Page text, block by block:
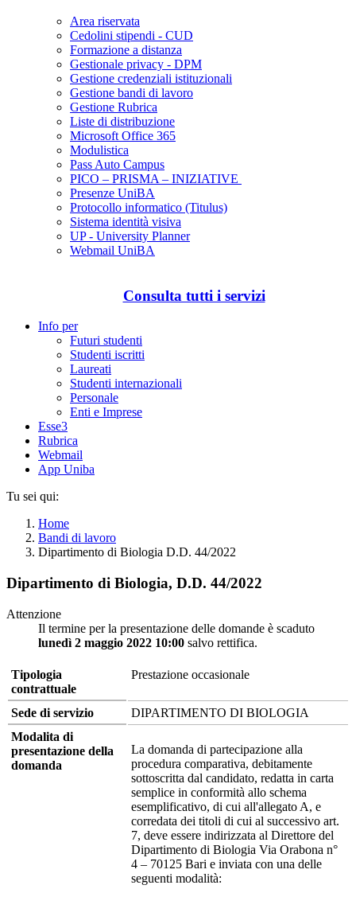
Area riservata
Cedolini stipendi - CUD
Formazione a distanza
Gestionale privacy - DPM
Gestione credenziali istituzionali
Gestione bandi di lavoro
Gestione Rubrica
Liste di distribuzione
Microsoft Office 365
Modulistica
Pass Auto Campus
PICO – PRISMA – INIZIATIVE
Presenze UniBA
Protocollo informatico (Titulus)
Sistema identità visiva
UP - University Planner
Webmail UniBA
Consulta tutti i servizi
Info per
Futuri studenti
Studenti iscritti
Laureati
Studenti internazionali
Personale
Enti e Imprese
Esse3
Rubrica
Webmail
App Uniba
Tu sei qui:
Home
Bandi di lavoro
Dipartimento di Biologia D.D. 44/2022
Dipartimento di Biologia, D.D. 44/2022
Attenzione
Il termine per la presentazione delle domande è scaduto
lunedì 2 maggio 2022 10:00 salvo rettifica.
Tipologia
contrattuale
Prestazione occasionale
Sede di servizio
DIPARTIMENTO DI BIOLOGIA
Modalita di
presentazione della
domanda
La domanda di partecipazione alla
procedura comparativa, debitamente
sottoscritta dal candidato, redatta in carta
semplice in conformità allo schema
esemplificativo, di cui all'allegato A, e
corredata dei titoli di cui al successivo art.
7, deve essere indirizzata al Direttore del
Dipartimento di Biologia Via Orabona n°
4 – 70125 Bari e inviata con una delle
seguenti modalità: